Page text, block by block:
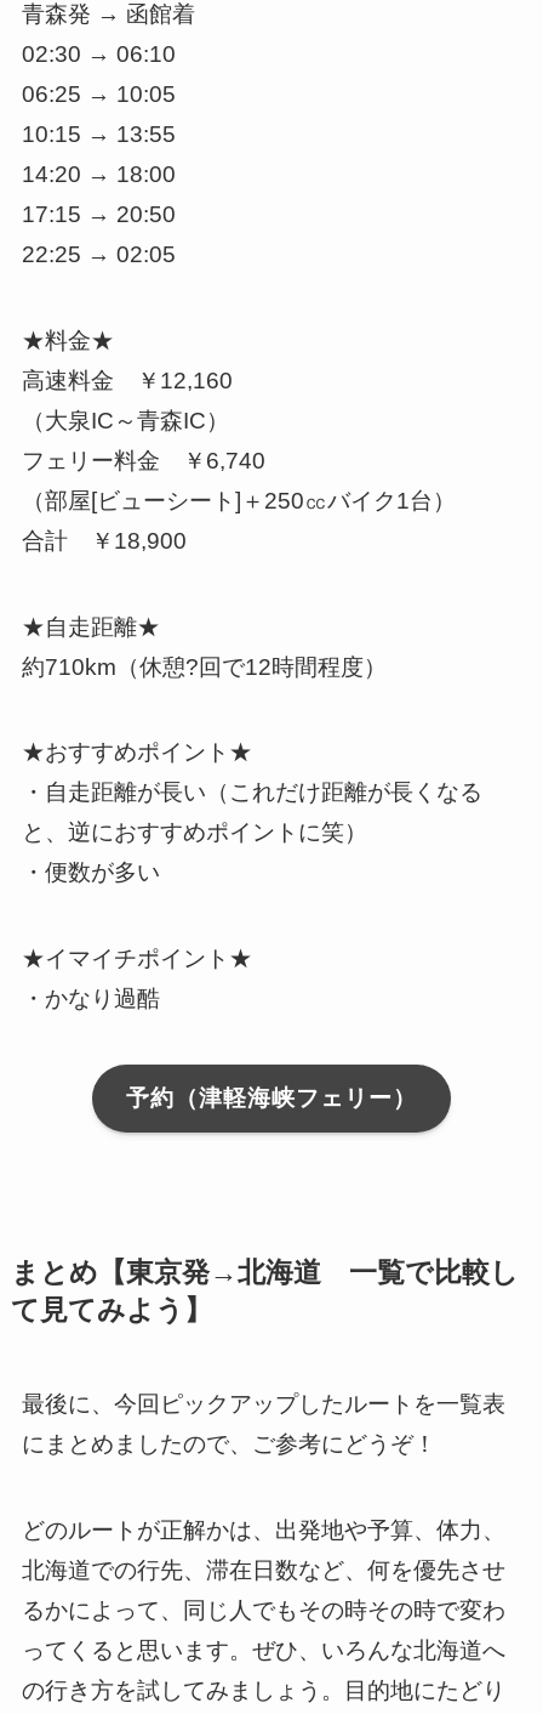
青森発 → 函館着
02:30 → 06:10
06:25 → 10:05
10:15 → 13:55
14:20 → 18:00
17:15 → 20:50
22:25 → 02:05
★料金★
高速料金 ￥12,160
（大泉IC～青森IC）
フェリー料金 ￥6,740
（部屋[ビューシート]＋250㏄バイク1台）
合計 ￥18,900
★自走距離★
約710km（休憩?回で12時間程度）
★おすすめポイント★
・自走距離が長い（これだけ距離が長くなる
と、逆におすすめポイントに笑）
・便数が多い
★イマイチポイント★
・かなり過酷
予約（津軽海峡フェリー）
まとめ【東京発→北海道 一覧で比較し
て見てみよう】
最後に、今回ピックアップしたルートを一覧表
にまとめましたので、ご参考にどうぞ！
どのルートが正解かは、出発地や予算、体力、
北海道での行先、滞在日数など、何を優先させ
るかによって、同じ人でもその時その時で変わ
ってくると思います。ぜひ、いろんな北海道へ
の行き方を試してみましょう。目的地にたどり